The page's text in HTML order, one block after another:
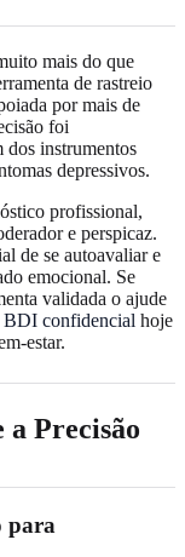
mais do que
de rastreio
por mais de
foi
dos instrumentos
depressivos.
profissional,
e perspicaz.
de se autoavaliar e
emocional. Se
validada o ajude
BDI confidencial hoje
estar.
a Precisão
para